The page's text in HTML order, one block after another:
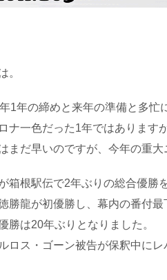
。
1年の締めと来年の準備と多忙
ナ一色だった1年ではありますが
まだ早いのですが、今年の重大
箱根駅伝で2年ぶりの総合優勝
勝龍が初優勝し、幕内の番付最
勝は20年ぶりとなりました。
ロス・ゴーン被告が保釈中に